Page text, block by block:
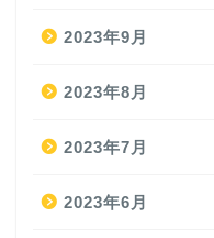
2023年9月
2023年8月
2023年7月
2023年6月